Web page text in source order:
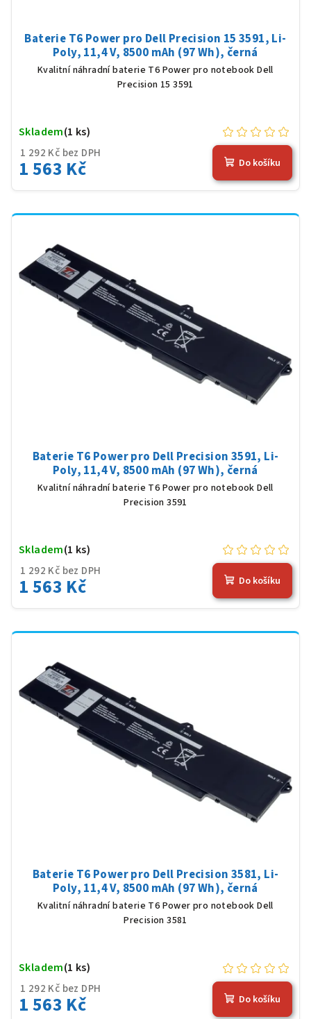
Baterie T6 Power pro Dell Precision 15 3591, Li-
Poly, 11,4 V, 8500 mAh (97 Wh), černá
Kvalitní náhradní baterie T6 Power pro notebook Dell
Precision 15 3591
1 292 Kč bez DPH
1 563 Kč
Skladem(1 ks)
Do košíku
Baterie T6 Power pro Dell Precision 3591, Li-
Poly, 11,4 V, 8500 mAh (97 Wh), černá
Kvalitní náhradní baterie T6 Power pro notebook Dell
Precision 3591
1 292 Kč bez DPH
1 563 Kč
Skladem(1 ks)
Do košíku
Baterie T6 Power pro Dell Precision 3581, Li-
Poly, 11,4 V, 8500 mAh (97 Wh), černá
Kvalitní náhradní baterie T6 Power pro notebook Dell
Precision 3581
1 292 Kč bez DPH
1 563 Kč
Skladem(1 ks)
Do košíku